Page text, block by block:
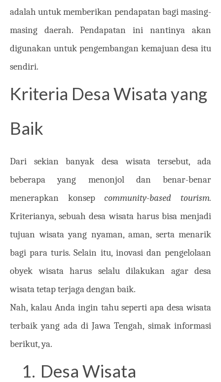
adalah untuk memberikan pendapatan bagi masing-
masing daerah. Pendapatan ini nantinya akan
digunakan untuk pengembangan kemajuan desa itu
sendiri.
Kriteria Desa Wisata yang
Baik
Dari sekian banyak desa wisata tersebut, ada
beberapa yang menonjol dan benar-benar
menerapkan konsepcommunity-based tourism.
Kriterianya, sebuah desa wisata harus bisa menjadi
tujuan wisata yang nyaman, aman, serta menarik
bagi para turis. Selain itu, inovasi dan pengelolaan
obyek wisata harus selalu dilakukan agar desa
wisata tetap terjaga dengan baik.
Nah, kalau Anda ingin tahu seperti apa desa wisata
terbaik yang ada di Jawa Tengah, simak informasi
berikut, ya.
1. Desa Wisata